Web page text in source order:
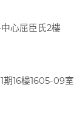
心屈臣氏2樓
1期16樓1605-09室